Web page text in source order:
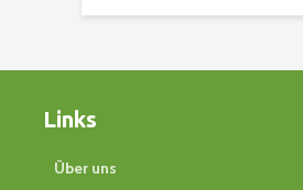
Links
Über uns